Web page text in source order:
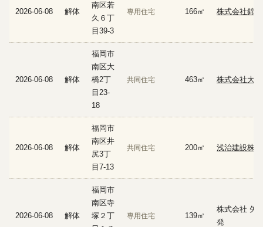
2026-06-08 解体
南区若
久６丁
目39-3
専用住宅 166㎡ 株式会社錦江
2026-06-08 解体
福岡市
南区大
橋2丁
目23-
18
共同住宅 463㎡ 株式会社大
2026-06-08 解体
福岡市
南区井
尻3丁
目7-13
共同住宅 200㎡ 浅治建設株
2026-06-08 解体
福岡市
南区寺
塚２丁
専用住宅 139㎡
株式会社 矢
発